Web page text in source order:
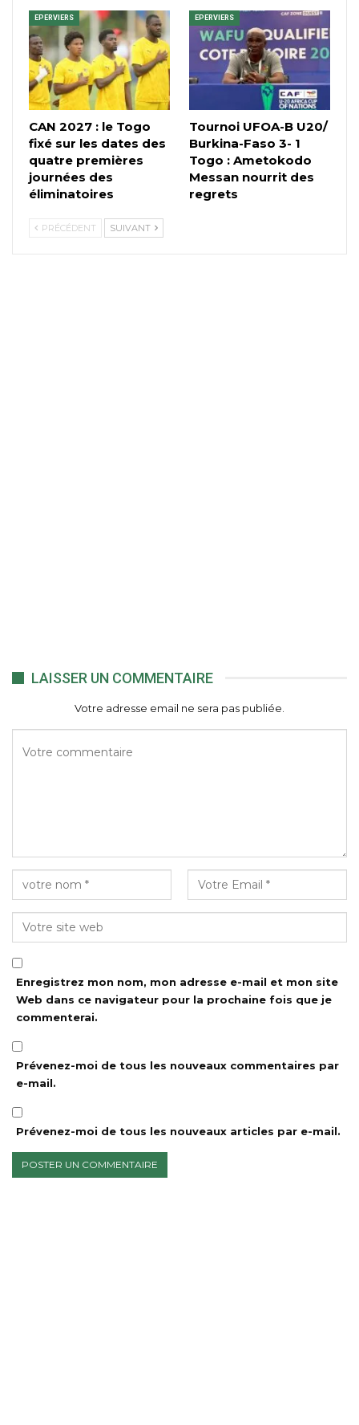
EPERVIERS
CAN 2027 : le Togo
fixé sur les dates des
quatre premières
journées des
éliminatoires
EPERVIERS
Tournoi UFOA-B U20/
Burkina-Faso 3- 1
Togo : Ametokodo
Messan nourrit des
regrets
PRÉCÉDENT SUIVANT
LAISSER UN COMMENTAIRE
Votre adresse email ne sera pas publiée.
Enregistrez mon nom, mon adresse e-mail et mon site
Web dans ce navigateur pour la prochaine fois que je
commenterai.
Prévenez-moi de tous les nouveaux commentaires par
e-mail.
Prévenez-moi de tous les nouveaux articles par e-mail.